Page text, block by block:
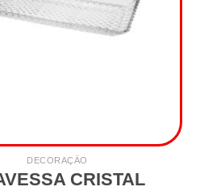
DECORAÇÃO
CRISTAL